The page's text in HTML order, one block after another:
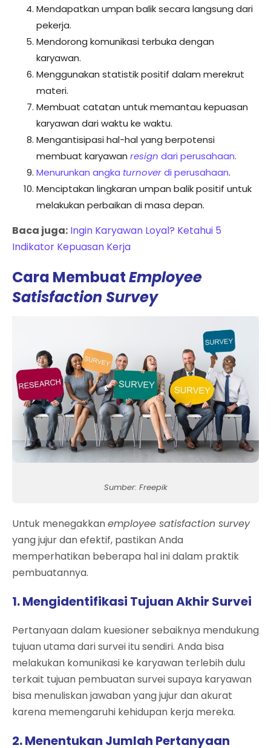
Mendapatkan umpan balik secara langsung dari
pekerja.
Mendorong komunikasi terbuka dengan
karyawan.
Menggunakan statistik positif dalam merekrut
materi.
Membuat catatan untuk memantau kepuasan
karyawan dari waktu ke waktu.
Mengantisipasi hal-hal yang berpotensi
membuat karyawan resign dari perusahaan.
Menurunkan angka turnoverdi perusahaan.
Menciptakan lingkaran umpan balik positif untuk
melakukan perbaikan di masa depan.
Baca juga: Ingin Karyawan Loyal? Ketahui 5
Indikator Kepuasan Kerja
Cara MembuatEmployee
Satisfaction Survey
Sumber: Freepik
Untuk menegakkanemployee satisfaction survey
yang jujur dan efektif, pastikan Anda
memperhatikan beberapa hal ini dalam praktik
pembuatannya.
1. Mengidentifikasi Tujuan Akhir Survei
Pertanyaan dalam kuesioner sebaiknya mendukung
tujuan utama dari survei itu sendiri. Anda bisa
melakukan komunikasi ke karyawan terlebih dulu
terkait tujuan pembuatan survei supaya karyawan
bisa menuliskan jawaban yang jujur dan akurat
karena memengaruhi kehidupan kerja mereka.
2. Menentukan Jumlah Pertanyaan